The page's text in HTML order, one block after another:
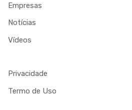
Empresas
Notícias
Vídeos
Privacidade
Termo de Uso